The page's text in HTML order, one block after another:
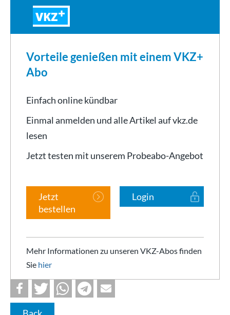
VKZ
Vorteile genießen mit einem VKZ+
Abo
Einfach online kündbar
Einmal anmelden und alle Artikel auf vkz.de
lesen
Jetzt testen mit unserem Probeabo-Angebot
Jetzt
bestellen
Login
Mehr Informationen zu unseren VKZ-Abos finden
Sie hier
Back